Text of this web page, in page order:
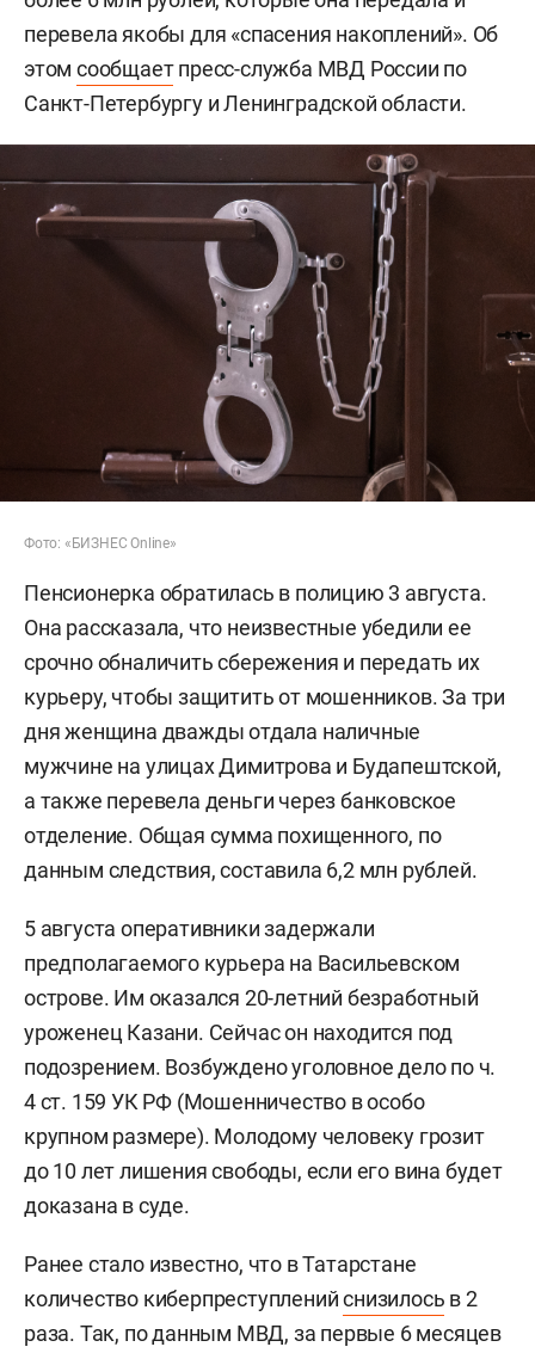
перевела якобы для «спасения накоплений». Об
этом сообщаетпресс-служба МВД России по
Санкт-Петербургу и Ленинградской области.
Фото: «БИЗНЕС Online»
Пенсионерка обратилась в полицию 3 августа.
Она рассказала, что неизвестные убедили ее
срочно обналичить сбережения и передать их
курьеру, чтобы защитить от мошенников. За три
дня женщина дважды отдала наличные
мужчине на улицах Димитрова и Будапештской,
а также перевела деньги через банковское
отделение. Общая сумма похищенного, по
данным следствия, составила 6,2 млн рублей.
5 августа оперативники задержали
предполагаемого курьера на Васильевском
острове. Им оказался 20-летний безработный
уроженец Казани. Сейчас он находится под
подозрением. Возбуждено уголовное дело по ч.
4 ст. 159 УК РФ (Мошенничество в особо
крупном размере). Молодому человеку грозит
до 10 лет лишения свободы, если его вина будет
доказана в суде.
Ранее стало известно, что в Татарстане
количество киберпреступленийснизилось в 2
раза. Так, по данным МВД, за первые 6 месяцев